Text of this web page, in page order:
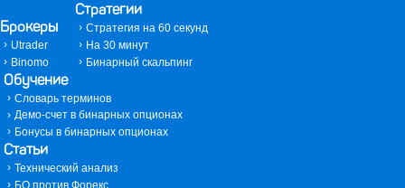
Брокеры
Utrader
Binomo
Стратегии
Стратегия на 60 секунд
На 30 минут
Бинарный скальпинг
Обучение
Словарь терминов
Демо-счет в бинарных опционах
Бонусы в бинарных опционах
Статьи
Технический анализ
БО против Форекс